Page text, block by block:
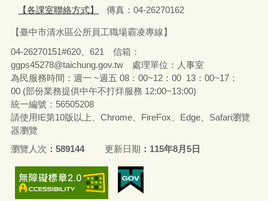
【各課室聯絡方式】
傳真：04-26270162
【臺中市清水區公所員工職場霸凌專線】
04-26270151#620、621 信箱：
ggps45278@taichung.gov.tw 處理單位：人事室
為民服務時間：週一 ~週五 08：00~12：00 13：00~17：
00 (部份業務提供中午不打烊服務 12:00~13:00)
統一編號：56505208
請使用IE第10版以上、Chrome、FireFox、Edge、Safari瀏覽
器瀏覽
瀏覽人次
589144 更新日期 115年8月5日